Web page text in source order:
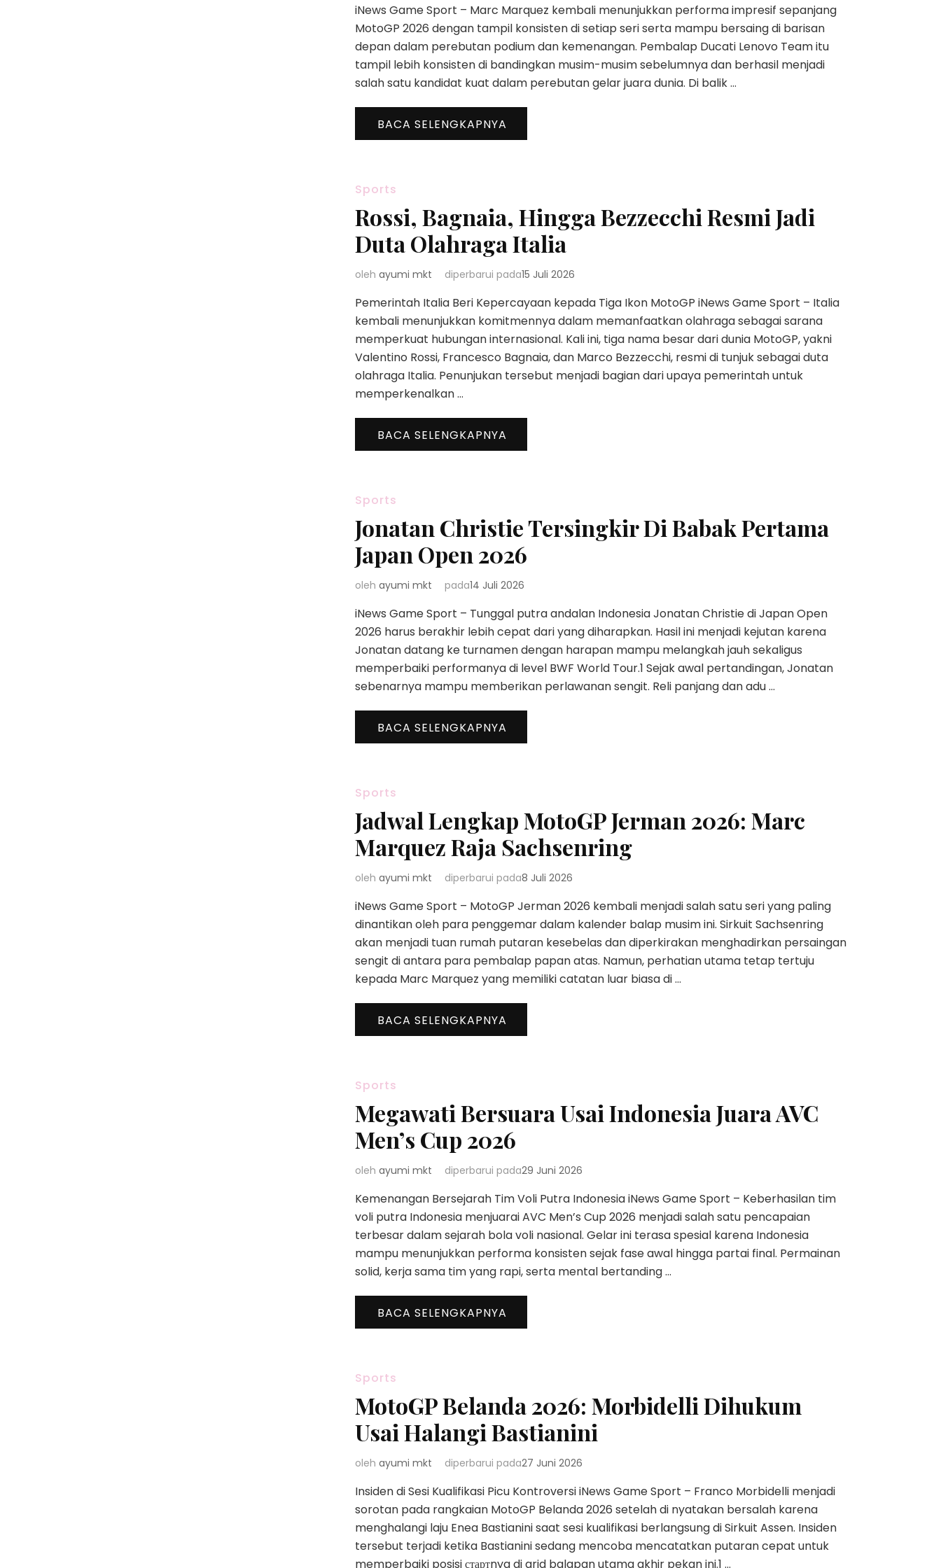
iNews Game Sport – Marc Marquez kembali menunjukkan performa impresif sepanjang
MotoGP 2026 dengan tampil konsisten di setiap seri serta mampu bersaing di barisan
depan dalam perebutan podium dan kemenangan. Pembalap Ducati Lenovo Team itu
tampil lebih konsisten di bandingkan musim-musim sebelumnya dan berhasil menjadi
salah satu kandidat kuat dalam perebutan gelar juara dunia. Di balik …
BACA SELENGKAPNYA
Sports
Rossi, Bagnaia, Hingga Bezzecchi Resmi Jadi
Duta Olahraga Italia
oleh ayumi mkt diperbarui pada15 Juli 2026
Pemerintah Italia Beri Kepercayaan kepada Tiga Ikon MotoGP iNews Game Sport – Italia
kembali menunjukkan komitmennya dalam memanfaatkan olahraga sebagai sarana
memperkuat hubungan internasional. Kali ini, tiga nama besar dari dunia MotoGP, yakni
Valentino Rossi, Francesco Bagnaia, dan Marco Bezzecchi, resmi di tunjuk sebagai duta
olahraga Italia. Penunjukan tersebut menjadi bagian dari upaya pemerintah untuk
memperkenalkan …
BACA SELENGKAPNYA
Sports
Jonatan Christie Tersingkir Di Babak Pertama
Japan Open 2026
oleh ayumi mkt pada14 Juli 2026
iNews Game Sport – Tunggal putra andalan Indonesia Jonatan Christie di Japan Open
2026 harus berakhir lebih cepat dari yang diharapkan. Hasil ini menjadi kejutan karena
Jonatan datang ke turnamen dengan harapan mampu melangkah jauh sekaligus
memperbaiki performanya di level BWF World Tour.1 Sejak awal pertandingan, Jonatan
sebenarnya mampu memberikan perlawanan sengit. Reli panjang dan adu …
BACA SELENGKAPNYA
Sports
Jadwal Lengkap MotoGP Jerman 2026: Marc
Marquez Raja Sachsenring
oleh ayumi mkt diperbarui pada8 Juli 2026
iNews Game Sport – MotoGP Jerman 2026 kembali menjadi salah satu seri yang paling
dinantikan oleh para penggemar dalam kalender balap musim ini. Sirkuit Sachsenring
akan menjadi tuan rumah putaran kesebelas dan diperkirakan menghadirkan persaingan
sengit di antara para pembalap papan atas. Namun, perhatian utama tetap tertuju
kepada Marc Marquez yang memiliki catatan luar biasa di …
BACA SELENGKAPNYA
Sports
Megawati Bersuara Usai Indonesia Juara AVC
Men’s Cup 2026
oleh ayumi mkt diperbarui pada29 Juni 2026
Kemenangan Bersejarah Tim Voli Putra Indonesia iNews Game Sport – Keberhasilan tim
voli putra Indonesia menjuarai AVC Men’s Cup 2026 menjadi salah satu pencapaian
terbesar dalam sejarah bola voli nasional. Gelar ini terasa spesial karena Indonesia
mampu menunjukkan performa konsisten sejak fase awal hingga partai final. Permainan
solid, kerja sama tim yang rapi, serta mental bertanding …
BACA SELENGKAPNYA
Sports
MotoGP Belanda 2026: Morbidelli Dihukum
Usai Halangi Bastianini
oleh ayumi mkt diperbarui pada27 Juni 2026
Insiden di Sesi Kualifikasi Picu Kontroversi iNews Game Sport – Franco Morbidelli menjadi
sorotan pada rangkaian MotoGP Belanda 2026 setelah di nyatakan bersalah karena
menghalangi laju Enea Bastianini saat sesi kualifikasi berlangsung di Sirkuit Assen. Insiden
tersebut terjadi ketika Bastianini sedang mencoba mencatatkan putaran cepat untuk
memperbaiki posisi стартnya di grid balapan utama akhir pekan ini.1 …